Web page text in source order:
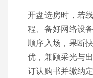
开盘选房时，若
程、备好网络设
顺序入场，果断
优，兼顾采光与
订认购书并缴纳